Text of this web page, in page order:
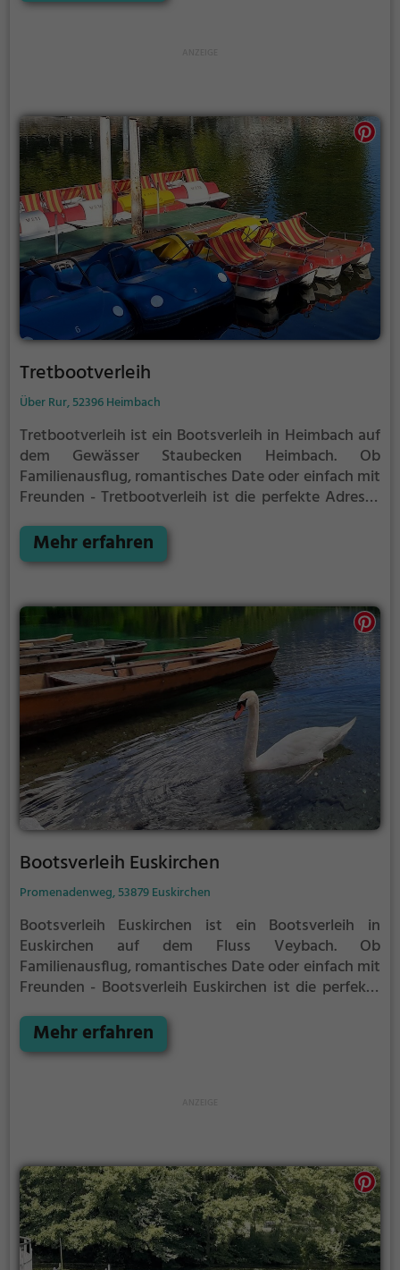
Tretbootverleih
Über Rur, 52396 Heimbach
Tretbootverleih ist ein Bootsverleih in Heimbach auf
dem Gewässer Staubecken Heimbach. Ob
Familienausflug, romantisches Date oder einfach mit
Freunden - Tretbootverleih ist die perfekte Adresse
auch Sportbegeisterte und echte Wasserratten auf
ihre Kosten.
Mehr erfahren
Bootsverleih Euskirchen
Promenadenweg, 53879 Euskirchen
Bootsverleih Euskirchen ist ein Bootsverleih in
Euskirchen auf dem Fluss Veybach. Ob
Familienausflug, romantisches Date oder einfach mit
Freunden - Bootsverleih Euskirchen ist die perfekte
Naturfreunde als auch Sportbegeisterte und echte
Wasserratten auf ihre Kosten.
Mehr erfahren